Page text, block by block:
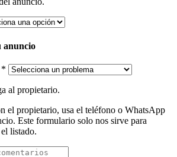
anuncio
*
al propietario.
el propietario, usa el teléfono o WhatsApp
Este formulario solo nos sirve para
listado.